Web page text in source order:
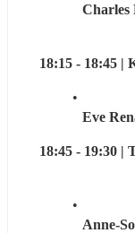
Charles
18:15 - 18:45 |
Eve
18:45 - 19:30 |
Anne-